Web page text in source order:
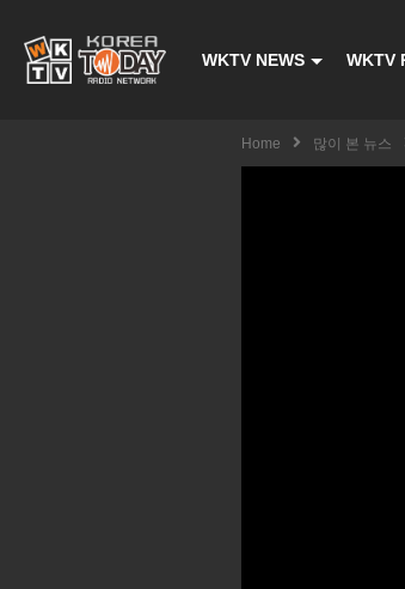
WKTV NEWS WKTV
Home 많이 본 뉴스